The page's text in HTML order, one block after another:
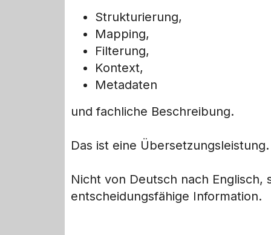
Strukturierung,
Mapping,
Filterung,
Kontext,
Metadaten
und fachliche Beschreibung.
Das ist eine Übersetzungsleistung.
Nicht von Deutsch nach
entscheidungsfähige Information.